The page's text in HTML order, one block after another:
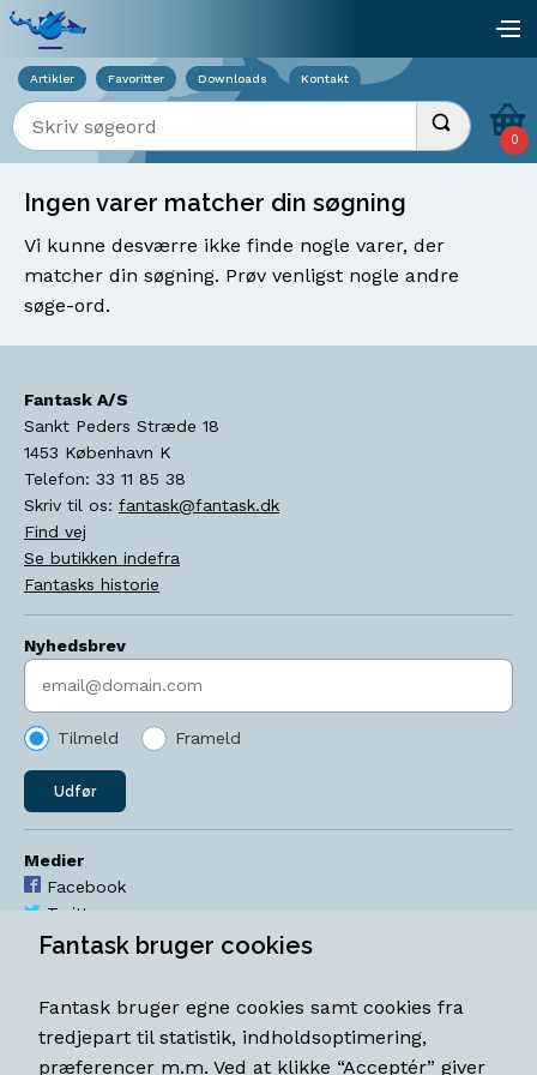
Artikler Favoritter Downloads Kontakt
Indtast søgeord Udfør søgning
0
Ingen varer matcher din søgning
Vi kunne desværre ikke finde nogle varer, der
matcher din søgning. Prøv venligst nogle andre
søge-ord.
Fantask A/S
Sankt Peders Stræde 18
1453 København K
Telefon: 33 11 85 38
Skriv til os: fantask@fantask.dk
Find vej
Se butikken indefra
Fantasks historie
Nyhedsbrev
Indtast søgeord
Tilmeld Frameld
Udfør
Medier
Facebook
Twitter
YouTube
Åbningstider
Mandag-torsdag 11-18
Viser overlay for indkøbskurv
Fantask bruger cookies
Fantask bruger egne cookies samt cookies fra
tredjepart til statistik, indholdsoptimering,
præferencer m.m. Ved at klikke “Acceptér” giver